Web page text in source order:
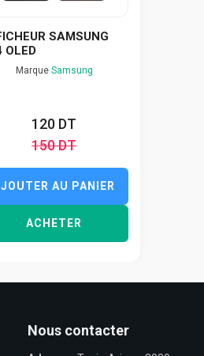
SAMSUNG
OLED
Marque Samsung
120 DT
150 DT
AU PANIER
ACHETER
Nous contacter